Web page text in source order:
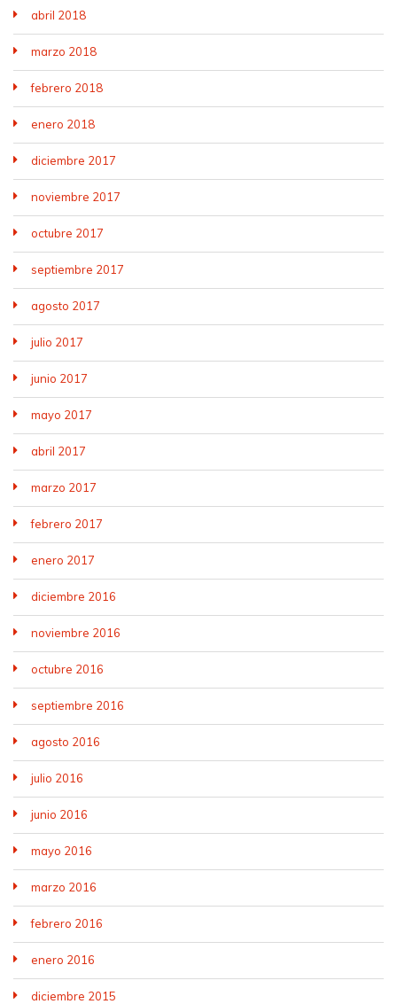
abril 2018
marzo 2018
febrero 2018
enero 2018
diciembre 2017
noviembre 2017
octubre 2017
septiembre 2017
agosto 2017
julio 2017
junio 2017
mayo 2017
abril 2017
marzo 2017
febrero 2017
enero 2017
diciembre 2016
noviembre 2016
octubre 2016
septiembre 2016
agosto 2016
julio 2016
junio 2016
mayo 2016
marzo 2016
febrero 2016
enero 2016
diciembre 2015